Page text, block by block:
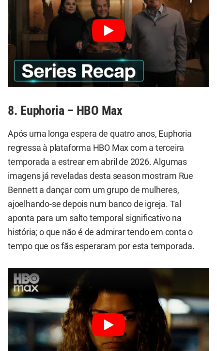
8. Euphoria – HBO Max
Após uma longa espera de quatro anos, Euphoria
regressa à plataforma HBO Max com a terceira
temporada a estrear em abril de 2026. Algumas
imagens já reveladas desta season mostram Rue
Bennett a dançar com um grupo de mulheres,
ajoelhando-se depois num banco de igreja. Tal
aponta para um salto temporal significativo na
história; o que não é de admirar tendo em conta o
tempo que os fãs esperaram por esta temporada.